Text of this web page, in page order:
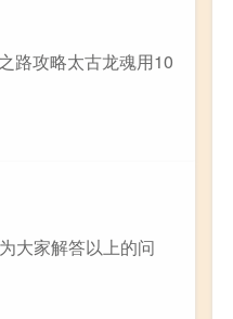
路攻略太古龙魂用10
大家解答以上的问